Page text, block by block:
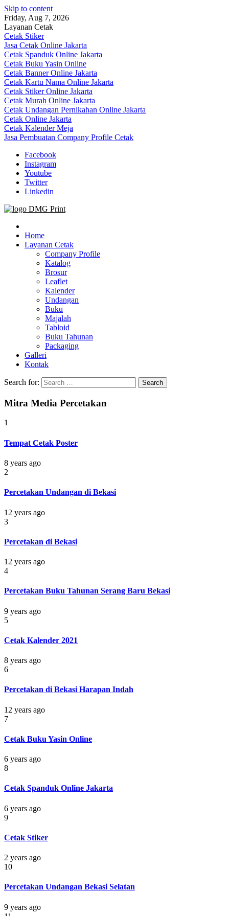
Skip to content
Friday, Aug 7, 2026
Layanan Cetak
Cetak Stiker
Jasa Cetak Online Jakarta
Cetak Spanduk Online Jakarta
Cetak Buku Yasin Online
Cetak Banner Online Jakarta
Cetak Kartu Nama Online Jakarta
Cetak Stiker Online Jakarta
Cetak Murah Online Jakarta
Cetak Undangan Pernikahan Online Jakarta
Cetak Online Jakarta
Cetak Kalender Meja
Jasa Pembuatan Company Profile Cetak
Facebook
Instagram
Youtube
Twitter
Linkedin
Jasa Cetak Online DMG Printing
Home
Layanan Cetak
Company Profile
Katalog
Brosur
Leaflet
Kalender
Undangan
Buku
Majalah
Tabloid
Buku Tahunan
Packaging
Galleri
Kontak
Search for:
Mitra Media Percetakan
1
Tempat Cetak Poster
8 years ago
2
Percetakan Undangan di Bekasi
12 years ago
3
Percetakan di Bekasi
12 years ago
4
Percetakan Buku Tahunan Serang Baru Bekasi
9 years ago
5
Cetak Kalender 2021
8 years ago
6
Percetakan di Bekasi Harapan Indah
12 years ago
7
Cetak Buku Yasin Online
6 years ago
8
Cetak Spanduk Online Jakarta
6 years ago
9
Cetak Stiker
2 years ago
10
Percetakan Undangan Bekasi Selatan
9 years ago